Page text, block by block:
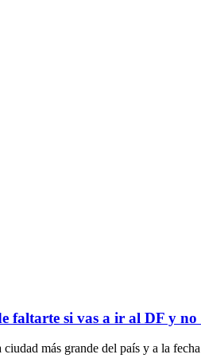
si vas a ir al DF y no
más grande del país y a la